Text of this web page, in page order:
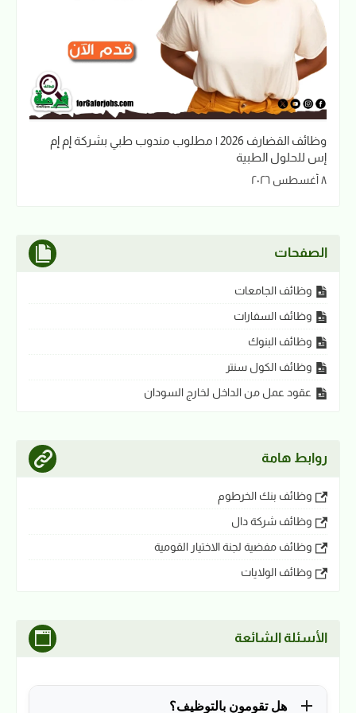
وظائف القضارف 2026 | مطلوب مندوب طبي بشركة إم إم
إس للحلول الطبية
٨ أغسطس ٢٠٢٦
الصفحات
وظائف الجامعات
وظائف السفارات
وظائف البنوك
وظائف الكول سنتر
عقود عمل من الداخل لخارج السودان
روابط هامة
وظائف بنك الخرطوم
وظائف شركة دال
وظائف مفضية لجنة الاختيار القومية
وظائف الولايات
الأسئلة الشائعة
هل تقومون بالتوظيف؟